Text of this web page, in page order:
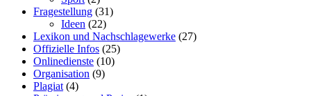
Fragestellung (31)
Ideen (22)
Lexikon und Nachschlagewerke (27)
Offizielle Infos (25)
Onlinedienste (10)
Organisation (9)
Plagiat (4)